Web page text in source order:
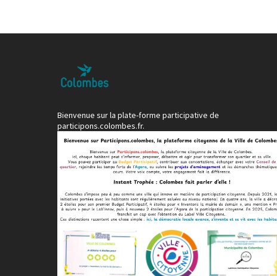
Bienvenue sur la plate-forme participative de
participons.colombes.fr.